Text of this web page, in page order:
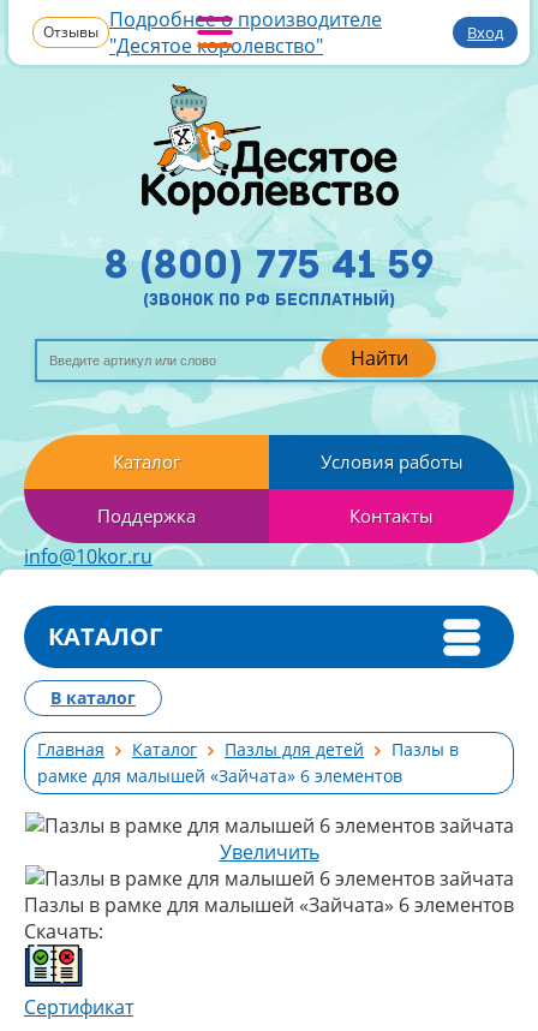
Отзывы Подробнее о производителе
"Десятое королевство"
Вход
Найти
8 (800) 775 41 59
(звонок по рф бесплатный)
Каталог Условия работы
Поддержка Контакты
info@10kor.ru
КАТАЛОГ
Главная Каталог Пазлы для детей
Пазлы в
рамке для малышей «Зайчата» 6 элементов
В каталог
Увеличить
Пазлы в рамке для малышей «Зайчата» 6 элементов
Скачать:
Сертификат